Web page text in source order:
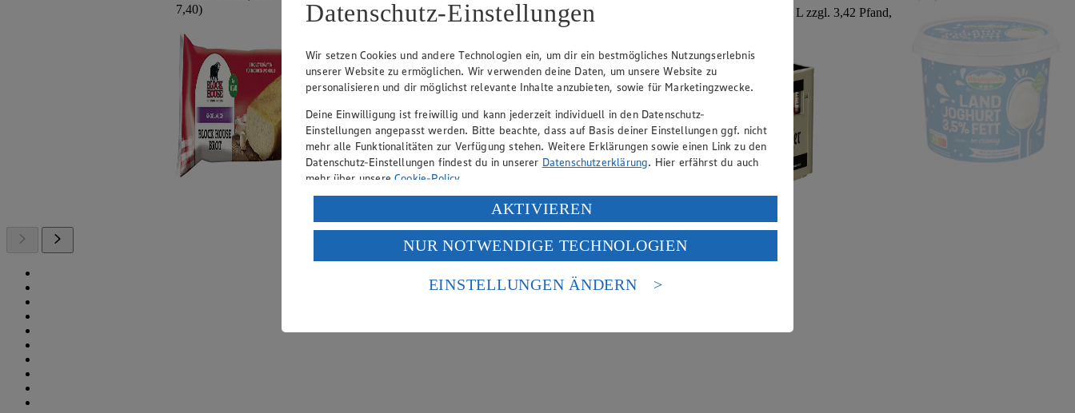
7,40)
versch. Sorten, 20 x 0,5 L zzgl. 3,10 Pfand,
versch. Sorten, 24 x 0,33 L zzgl. 3,42 Pfand,
Datenschutz-Einstellungen
Wir setzen Cookies und andere Technologien ein, um dir ein bestmögliches Nutzungserlebnis
unserer Website zu ermöglichen. Wir verwenden deine Daten, um unsere Website zu
personalisieren und dir möglichst relevante Inhalte anzubieten, sowie für Marketingzwecke.
Deine Einwilligung ist freiwillig und kann jederzeit individuell in den Datenschutz-
Einstellungen angepasst werden. Bitte beachte, dass auf Basis deiner Einstellungen ggf. nicht
mehr alle Funktionalitäten zur Verfügung stehen. Weitere Erklärungen sowie einen Link zu den
Datenschutz-Einstellungen findest du in unserer Datenschutzerklärung. Hier erfährst du auch
mehr über unsereCookie-Policy.
Verarbeitung deiner personenbezogenen Daten in den USA durch Facebook und YouTube:
Wenn du auf „Aktivieren“ klickst, willigst du im Sinne des Art. 49 Abs. 1 Satz 1 lit. a) DSGVO
ein, dass deine Daten in den USA verarbeitet werden. Der EuGH sieht die USA als Land mit
einem nach europäischen Standards nicht angemessenen Datenschutzniveau an. Es besteht das
Risiko eines Zugriffs durch US-amerikanische Behörden.
AKTIVIEREN
NUR NOTWENDIGE TECHNOLOGIEN
EINSTELLUNGEN ÄNDERN